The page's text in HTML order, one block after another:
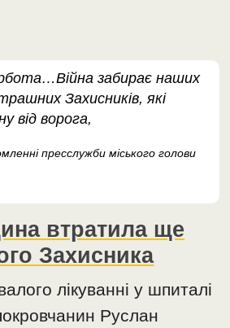
забирає наших
Захисників, які
від ворога,
пресслужби міського голови
втратила ще
Захисника
лікуванні у шпиталі
Руслан